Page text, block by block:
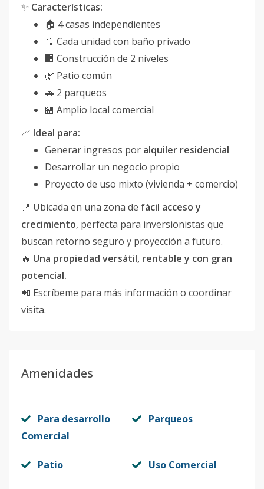
✨ Características:
🏠 4 casas independientes
🚿 Cada unidad con baño privado
🏢 Construcción de 2 niveles
🌿 Patio común
🚗 2 parqueos
🏪 Amplio local comercial
📈 Ideal para:
Generar ingresos por alquiler residencial
Desarrollar un negocio propio
Proyecto de uso mixto (vivienda + comercio)
📍 Ubicada en una zona de fácil acceso y
crecimiento, perfecta para inversionistas que
buscan retorno seguro y proyección a futuro.
🔥 Una propiedad versátil, rentable y con gran
potencial.
📲 Escríbeme para más información o coordinar
visita.
Amenidades
Para desarrollo
Comercial
Parqueos
Patio Uso Comercial